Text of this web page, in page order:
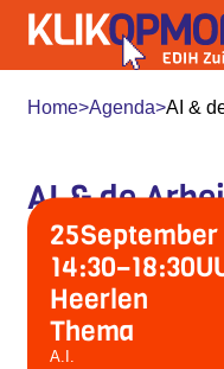
Home>Agenda>AI &
AI & de
25September
14:30–18:30
Heerlen
Thema
A.I.